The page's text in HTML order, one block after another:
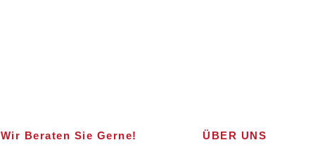
Wir Beraten Sie Gerne! ÜBER UNS